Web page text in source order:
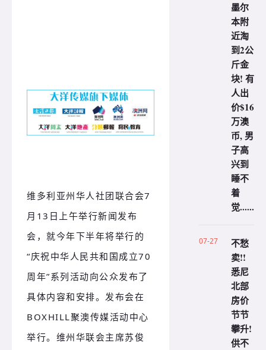
维多利亚州华人社团联合会7
月13日上午举行新闻发布
会，就今年下半年将举行的
“庆祝中华人民共和国成立70
周年”系列活动向公众发布了
具体内容和安排。 发布会在
BOXHILL聚澳传媒活动中心
举行。 维州华联会主席苏俊
墨尔
本附
近淘
到2公
斤金
块! 有
人出
价$16
万澳
币, 男
子高
兴到
睡不
着
觉......
07-27
不愁
卖!!
悉尼
北部
房价
节节
攀升!
供不